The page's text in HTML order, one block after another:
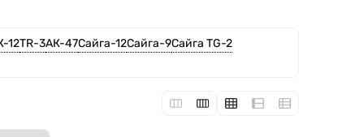
12TR-3АК-47Сайга-12Сайга-9Сайга TG-2